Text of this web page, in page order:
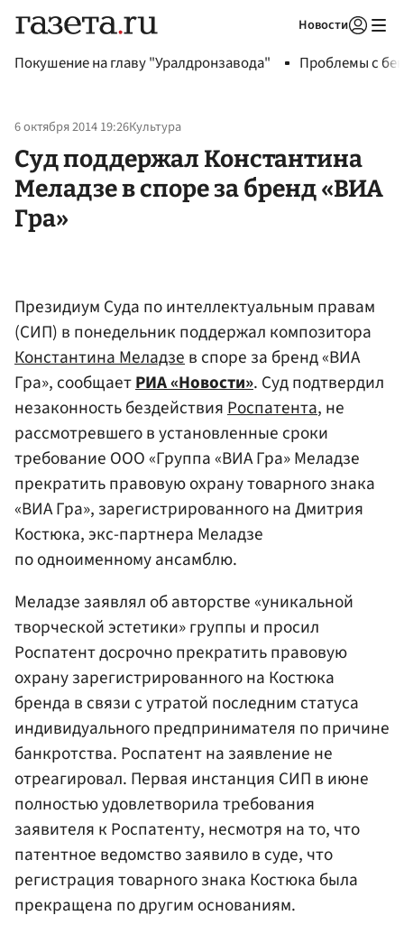
Новости
Покушение на главу "Уралдронзавода" Проблемы с
6 октября 2014 19:26Культура
Суд поддержал Константина
Меладзе в споре за бренд «ВИА
Гра»
Президиум Суда по интеллектуальным правам
(СИП) в понедельник поддержал композитора
Константина Меладзев споре за бренд «ВИА
Гра», сообщаетРИА «Новости». Суд подтвердил
незаконность бездействияРоспатента, не
рассмотревшего в установленные сроки
требование ООО «Группа «ВИА Гра» Меладзе
прекратить правовую охрану товарного знака
«ВИА Гра», зарегистрированного на Дмитрия
Костюка, экс-партнера Меладзе
по одноименному ансамблю.
Меладзе заявлял об авторстве «уникальной
творческой эстетики» группы и просил
Роспатент досрочно прекратить правовую
охрану зарегистрированного на Костюка
бренда в связи с утратой последним статуса
индивидуального предпринимателя по причине
банкротства. Роспатент на заявление не
отреагировал. Первая инстанция СИП в июне
полностью удовлетворила требования
заявителя к Роспатенту, несмотря на то, что
патентное ведомство заявило в суде, что
регистрация товарного знака Костюка была
прекращена по другим основаниям.